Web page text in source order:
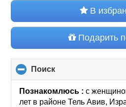
В
Подарить
Поиск
to
collapse
contents
Познакомлюсь :с
лет в районе Тель Авив,